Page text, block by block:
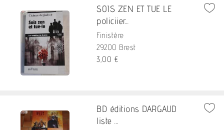
SOIS ZEN ET TUE LE
policiier...
Finistère
29200 Brest
3,00 €
BD éditions DARGAUD
liste ...